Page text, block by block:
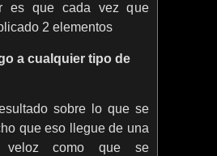
es que cada vez que
2 elementos
a cualquier tipo de
sobre lo que se
que eso llegue de una
veloz como que se